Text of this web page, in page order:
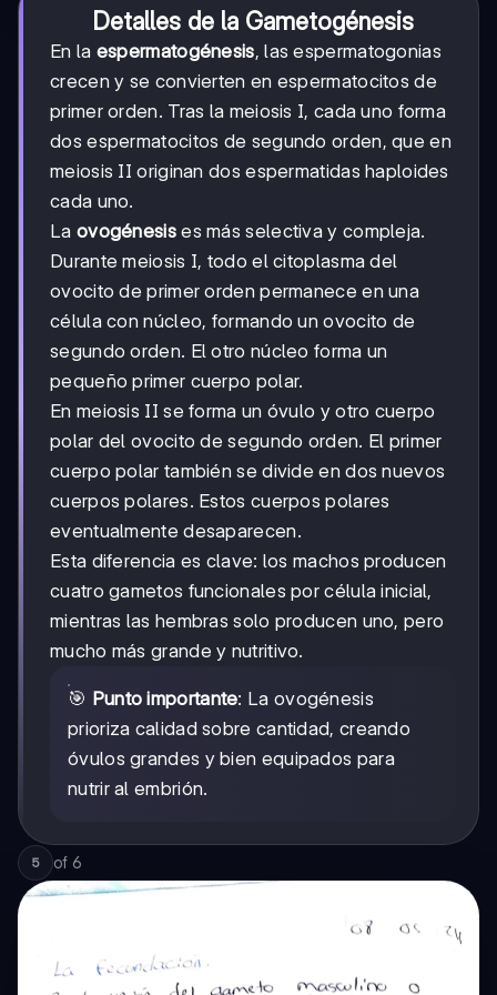
Detalles de la Gametogénesis
En la espermatogénesis, las espermatogonias
crecen y se convierten en espermatocitos de
primer orden. Tras la meiosis I, cada uno forma
dos espermatocitos de segundo orden, que en
meiosis II originan dos espermatidas haploides
cada uno.
La ovogénesises más selectiva y compleja.
Durante meiosis I, todo el citoplasma del
ovocito de primer orden permanece en una
célula con núcleo, formando un ovocito de
segundo orden. El otro núcleo forma un
pequeño primer cuerpo polar.
En meiosis II se forma un óvulo y otro cuerpo
polar del ovocito de segundo orden. El primer
cuerpo polar también se divide en dos nuevos
cuerpos polares. Estos cuerpos polares
eventualmente desaparecen.
Esta diferencia es clave: los machos producen
cuatro gametos funcionales por célula inicial,
mientras las hembras solo producen uno, pero
mucho más grande y nutritivo.
🎯 Punto importante: La ovogénesis
prioriza calidad sobre cantidad, creando
óvulos grandes y bien equipados para
nutrir al embrión.
5 of 6